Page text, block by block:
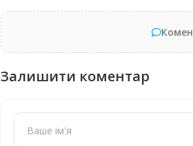
Залишити коментар